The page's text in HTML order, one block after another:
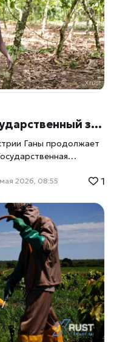
на грани конфискации активов
Ганы продолжает
фермеров,
за долговых
Reuters,
совокупная
ганских
долларов. Из-за
фактически
что уже привело к
PBC играет
в Гане. По закону
последней инстанции —
у любого фермера,
2026, 08:55 1